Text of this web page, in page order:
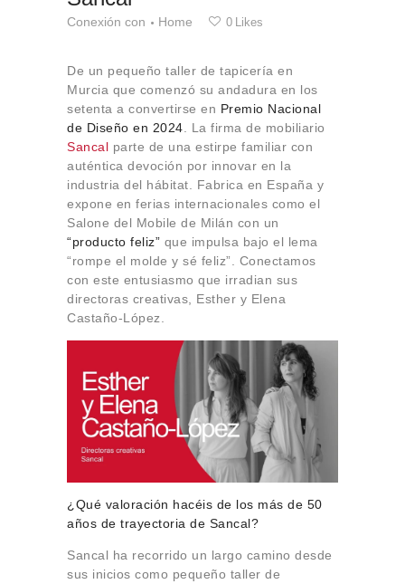
Tecnologia
Colaboraciones
Sobre Connections
by Finsa
Contacto
Conexión con Home 0 Likes
De un pequeño taller de tapicería en
Murcia que comenzó su andadura en los
setenta a convertirse en Premio Nacional
de Diseño en 2024 . La firma de mobiliario
Sancal parte de una estirpe familiar con
auténtica devoción por innovar en la
industria del hábitat. Fabrica en España y
expone en ferias internacionales como el
Salone del Mobile de Milán con un
“producto feliz” que impulsa bajo el lema
“rompe el molde y sé feliz”. Conectamos
con este entusiasmo que irradian sus
directoras creativas, Esther y Elena
Castaño-López.
¿Qué valoración hacéis de los más de 50
años de trayectoria de Sancal?
Sancal ha recorrido un largo camino desde
sus inicios como pequeño taller de